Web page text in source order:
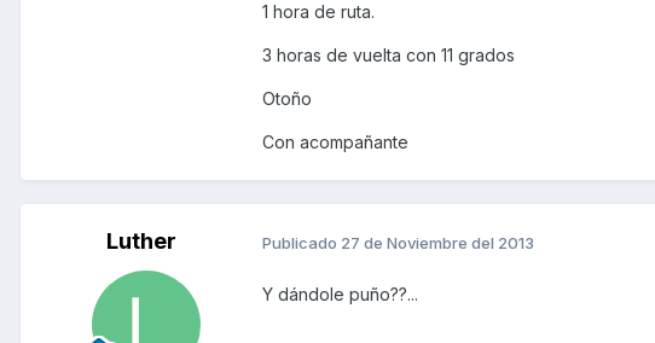
1 hora de ruta.
3 horas de vuelta con 11 grados
Otoño
Con acompañante
Luther Publicado 27 de Noviembre del 2013
Y dándole puño??...